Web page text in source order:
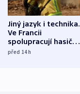
Jiný jazyk i technika.
Ve Francii
spolupracují hasiči z
různých zemí
před 14h